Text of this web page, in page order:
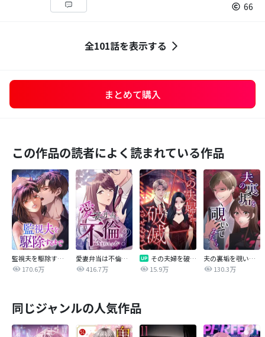
66
全101話を表示する
まとめて購入
この作品の読者によく読まれている作品
監視夫を駆除するまで
170.6万
愛妻弁当は不倫に含まれますか？
416.7万
その夫婦を破滅させるまで
15.9万
夫の裏垢を覗いてみたら
130.3万
同じジャンルの人気作品